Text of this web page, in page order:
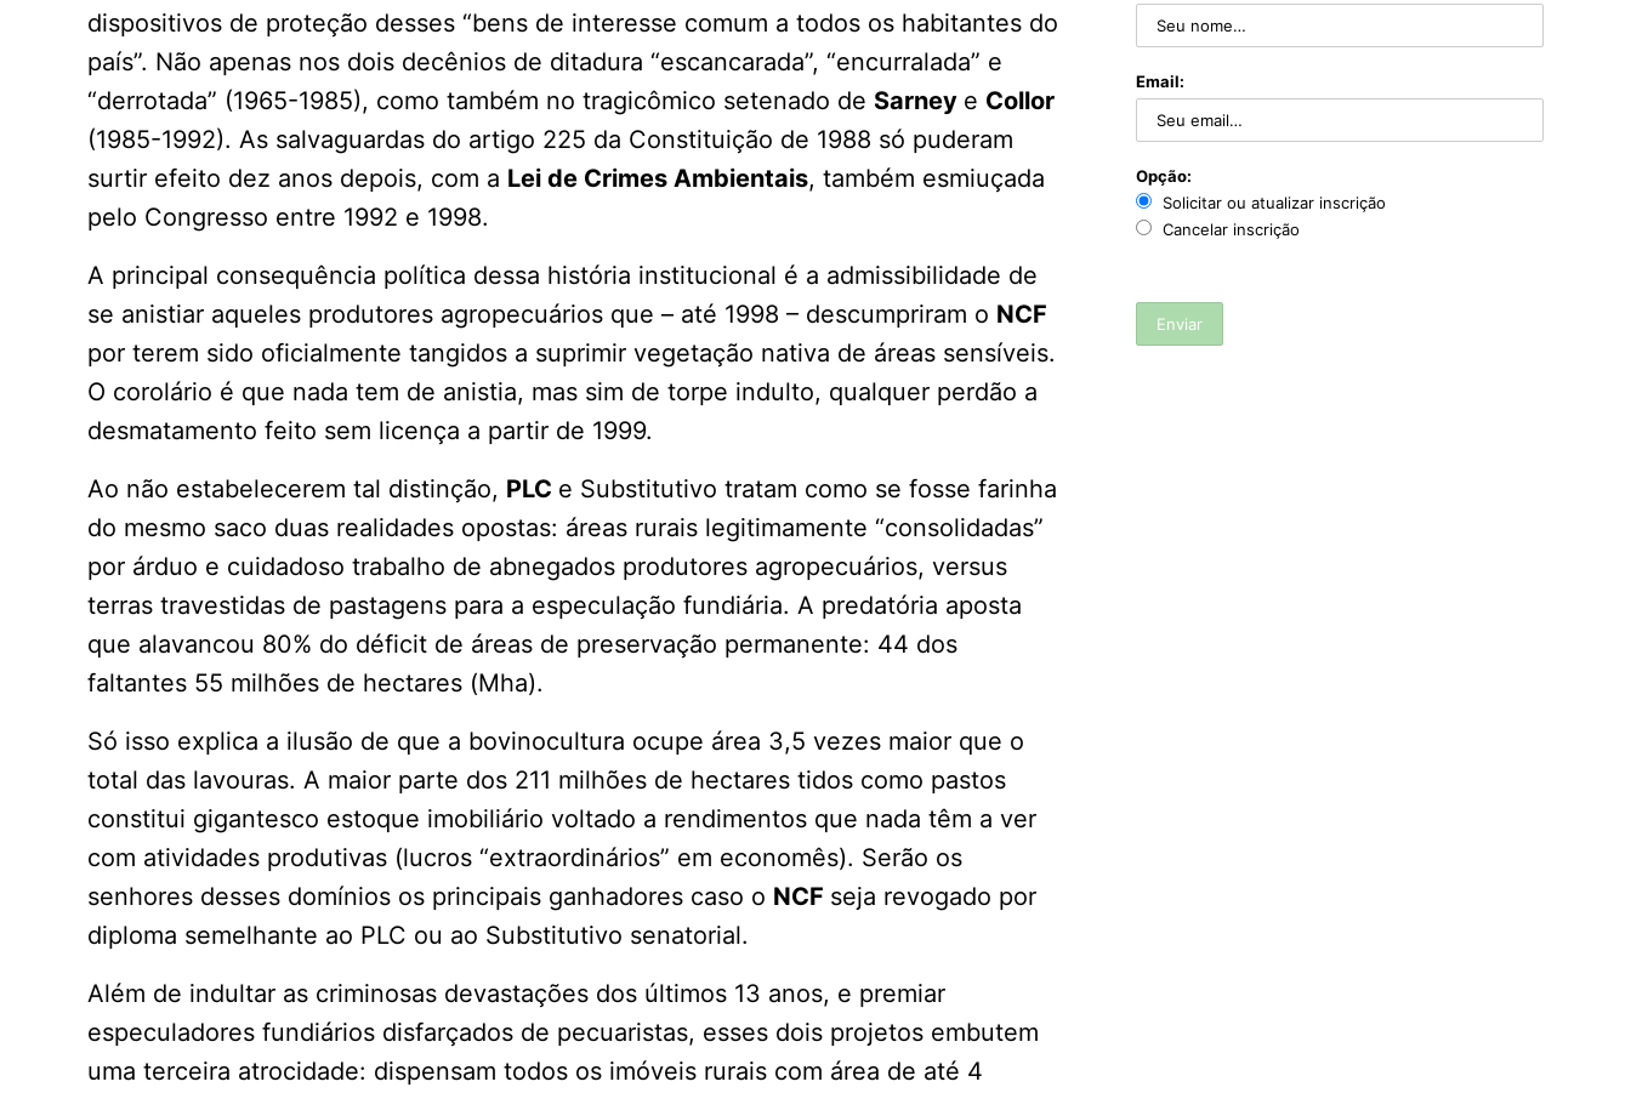
dispositivos de proteção desses “bens de interesse comum a todos os habitantes do
país”. Não apenas nos dois decênios de ditadura “escancarada”, “encurralada” e
“derrotada” (1965-1985), como também no tragicômico setenado de Sarney e Collor
(1985-1992). As salvaguardas do artigo 225 da Constituição de 1988 só puderam
surtir efeito dez anos depois, com a Lei de Crimes Ambientais, também esmiuçada
pelo Congresso entre 1992 e 1998.
A principal consequência política dessa história institucional é a admissibilidade de
se anistiar aqueles produtores agropecuários que – até 1998 – descumpriram o NCF
por terem sido oficialmente tangidos a suprimir vegetação nativa de áreas sensíveis.
O corolário é que nada tem de anistia, mas sim de torpe indulto, qualquer perdão a
desmatamento feito sem licença a partir de 1999.
Ao não estabelecerem tal distinção, PLC e Substitutivo tratam como se fosse farinha
do mesmo saco duas realidades opostas: áreas rurais legitimamente “consolidadas”
por árduo e cuidadoso trabalho de abnegados produtores agropecuários, versus
terras travestidas de pastagens para a especulação fundiária. A predatória aposta
que alavancou 80% do déficit de áreas de preservação permanente: 44 dos
faltantes 55 milhões de hectares (Mha).
Só isso explica a ilusão de que a bovinocultura ocupe área 3,5 vezes maior que o
total das lavouras. A maior parte dos 211 milhões de hectares tidos como pastos
constitui gigantesco estoque imobiliário voltado a rendimentos que nada têm a ver
com atividades produtivas (lucros “extraordinários” em economês). Serão os
senhores desses domínios os principais ganhadores caso o NCF seja revogado por
diploma semelhante ao PLC ou ao Substitutivo senatorial.
Além de indultar as criminosas devastações dos últimos 13 anos, e premiar
especuladores fundiários disfarçados de pecuaristas, esses dois projetos embutem
uma terceira atrocidade: dispensam todos os imóveis rurais com área de até 4
Email:
Opção:
Solicitar ou atualizar inscrição
Cancelar inscrição